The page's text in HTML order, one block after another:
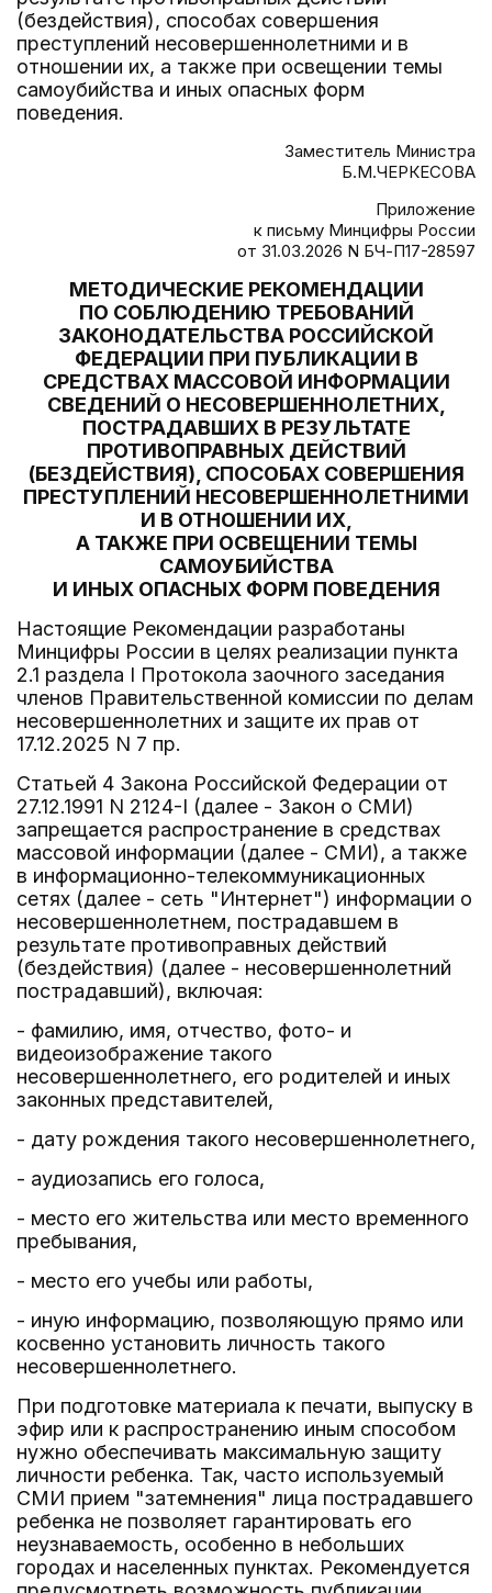
(бездействия), способах совершения
преступлений несовершеннолетними и в
отношении их, а также при освещении темы
самоубийства и иных опасных форм
поведения.
Заместитель Министра
Б.М.ЧЕРКЕСОВА
Приложение
к письму Минцифры России
от 31.03.2026 N БЧ-П17-28597
МЕТОДИЧЕСКИЕ РЕКОМЕНДАЦИИ
ПО СОБЛЮДЕНИЮ ТРЕБОВАНИЙ
ЗАКОНОДАТЕЛЬСТВА РОССИЙСКОЙ
ФЕДЕРАЦИИ ПРИ ПУБЛИКАЦИИ В
СРЕДСТВАХ МАССОВОЙ ИНФОРМАЦИИ
СВЕДЕНИЙ О НЕСОВЕРШЕННОЛЕТНИХ,
ПОСТРАДАВШИХ В РЕЗУЛЬТАТЕ
ПРОТИВОПРАВНЫХ ДЕЙСТВИЙ
(БЕЗДЕЙСТВИЯ), СПОСОБАХ СОВЕРШЕНИЯ
ПРЕСТУПЛЕНИЙ НЕСОВЕРШЕННОЛЕТНИМИ
И В ОТНОШЕНИИ ИХ,
А ТАКЖЕ ПРИ ОСВЕЩЕНИИ ТЕМЫ
САМОУБИЙСТВА
И ИНЫХ ОПАСНЫХ ФОРМ ПОВЕДЕНИЯ
Настоящие Рекомендации разработаны
Минцифры России в целях реализации пункта
2.1 раздела I Протокола заочного заседания
членов Правительственной комиссии по делам
несовершеннолетних и защите их прав от
17.12.2025 N 7 пр.
Статьей 4 Закона Российской Федерации от
27.12.1991 N 2124-I (далее - Закон о СМИ)
запрещается распространение в средствах
массовой информации (далее - СМИ), а также
в информационно-телекоммуникационных
сетях (далее - сеть "Интернет") информации о
несовершеннолетнем, пострадавшем в
результате противоправных действий
(бездействия) (далее - несовершеннолетний
пострадавший), включая:
- фамилию, имя, отчество, фото- и
видеоизображение такого
несовершеннолетнего, его родителей и иных
законных представителей,
- дату рождения такого несовершеннолетнего,
- аудиозапись его голоса,
- место его жительства или место временного
пребывания,
- место его учебы или работы,
- иную информацию, позволяющую прямо или
косвенно установить личность такого
несовершеннолетнего.
При подготовке материала к печати, выпуску в
эфир или к распространению иным способом
нужно обеспечивать максимальную защиту
личности ребенка. Так, часто используемый
СМИ прием "затемнения" лица пострадавшего
ребенка не позволяет гарантировать его
неузнаваемость, особенно в небольших
городах и населенных пунктах. Рекомендуется